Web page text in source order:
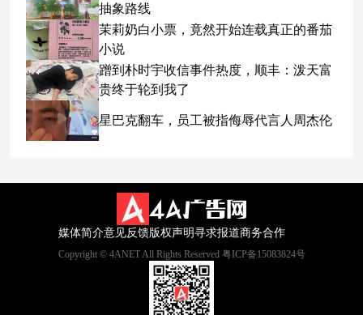
抽象路线
茉莉奶白小票，竟然开始连载真正的番茄
小说
蹭到朴时宇收信事件热度，顺丰：泼天富
贵终于轮到我了
星巴克翻车，员工被指侮辱代言人周杰伦
媒体简介意见反馈版权声明寻求报道商务合作
Copyright © 4ANET All Rights Reserved 粤ICP备15083824号